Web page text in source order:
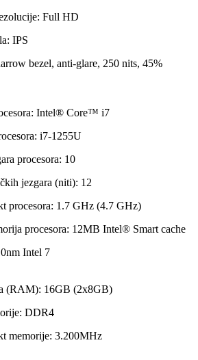
Full HD
IPS
bezel, anti-glare, 250 nits, 45%
Intel® Core™ i7
i7-1255U
procesora: 10
jezgara (niti): 12
procesora: 1.7 GHz (4.7 GHz)
procesora: 12MB Intel® Smart cache
Intel 7
(RAM): 16GB (2x8GB)
DDR4
memorije: 3.200MHz